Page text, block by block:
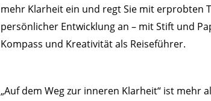
mehr Klarheit ein und regt Sie mit erprobten
persönlicher Entwicklung an – mit Stift und
Kompass und Kreativität als Reiseführer.
„Auf dem Weg zur inneren Klarheit“ ist mehr